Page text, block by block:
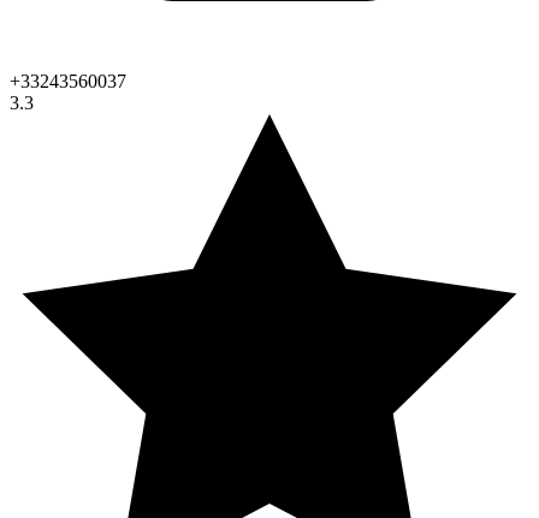
+33243560037
3.3